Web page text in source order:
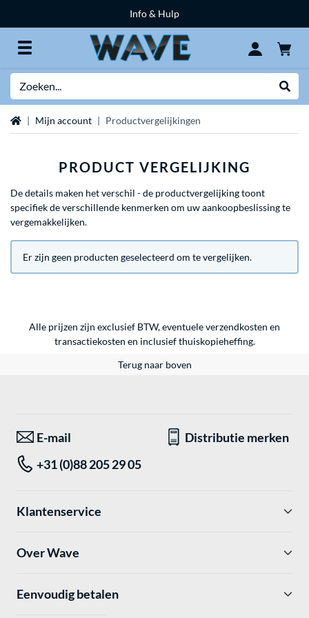
Info & Hulp
Home Mijn account Productvergelijkingen
PRODUCT VERGELIJKING
De details maken het verschil - de productvergelijking toont
specifiek de verschillende kenmerken om uw aankoopbeslissing te
vergemakkelijken.
Er zijn geen producten geselecteerd om te vergelijken.
Alle prijzen zijn exclusief BTW, eventuele verzendkosten en
transactiekosten en inclusief thuiskopieheffing.
Terug naar boven
E-mail
Distributie merken
+31 (0)88 205 29 05
Klantenservice
Over Wave
Eenvoudig betalen